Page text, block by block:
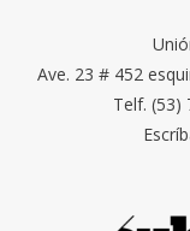
Ave. 23 # 452
Telf. (53)